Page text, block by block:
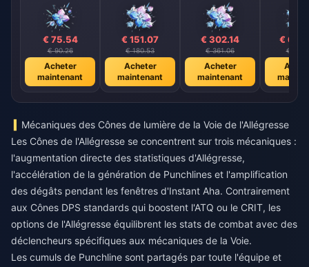
€ 75.54
€ 90.26
Acheter
maintenant
€ 151.07
€ 180.53
Acheter
maintenant
€ 302.14
€ 361.06
Acheter
maintenant
€
€
Mécaniques des Cônes de lumière de la Voie de l'Allégresse
Les Cônes de l'Allégresse se concentrent sur trois mécaniques :
l'augmentation directe des statistiques d'Allégresse,
l'accélération de la génération de Punchlines et l'amplification
des dégâts pendant les fenêtres d'Instant Aha. Contrairement
aux Cônes DPS standards qui boostent l'ATQ ou le CRIT, les
options de l'Allégresse équilibrent les stats de combat avec des
déclencheurs spécifiques aux mécaniques de la Voie.
Les cumuls de Punchline sont partagés par toute l'équipe et